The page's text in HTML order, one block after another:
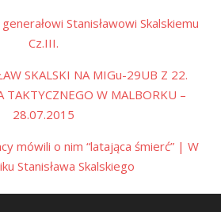
Stanisławowi Skalskiemu
Cz.III.
SKALSKI NA MIGu-29UB Z 22.
TAKTYCZNEGO W MALBORKU –
28.07.2015
mówili o nim “latająca śmierć” | W
Stanisława Skalskiego